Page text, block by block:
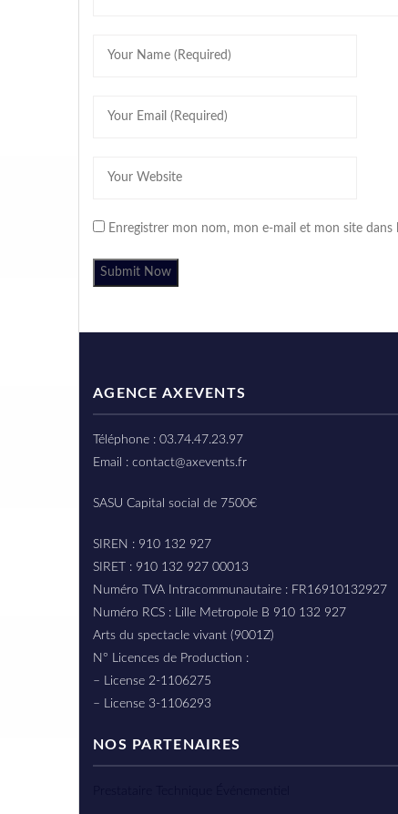
Enregistrer mon nom, mon e-mail et mon site
AGENCE AXEVENTS
Téléphone : 03.74.47.23.97
Email : contact@axevents.fr
SASU Capital social de 7500€
SIREN : 910 132 927
SIRET : 910 132 927 00013
Numéro TVA Intracommunautaire : FR16910132927
Numéro RCS : Lille Metropole B 910 132 927
Arts du spectacle vivant (9001Z)
N° Licences de Production :
– License 2-1106275
– License 3-1106293
NOS PARTENAIRES